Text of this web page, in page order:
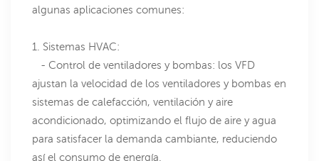
algunas aplicaciones comunes:
1. Sistemas HVAC:
- Control de ventiladores y bombas: los VFD
ajustan la velocidad de los ventiladores y bombas en
sistemas de calefacción, ventilación y aire
acondicionado, optimizando el flujo de aire y agua
para satisfacer la demanda cambiante, reduciendo
así el consumo de energía.